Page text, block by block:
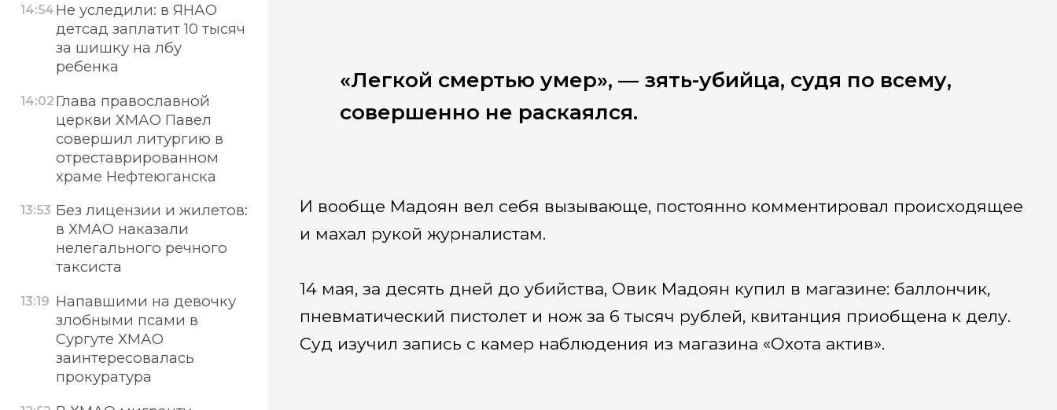
«Легкой смертью умер», — зять-убийца, судя по всему,
совершенно не раскаялся.
И вообще Мадоян вел себя вызывающе, постоянно комментировал происходящее
и махал рукой журналистам.
14 мая, за десять дней до убийства, Овик Мадоян купил в магазине: баллончик,
пневматический пистолет и нож за 6 тысяч рублей, квитанция приобщена к делу.
Суд изучил запись с камер наблюдения из магазина «Охота актив».
14:54 Не уследили: в ЯНАО
детсад заплатит 10 тысяч
за шишку на лбу
ребенка
14:02 Глава православной
церкви ХМАО Павел
совершил литургию в
отреставрированном
храме Нефтеюганска
13:53 Без лицензии и жилетов:
в ХМАО наказали
нелегального речного
таксиста
13:19 Напавшими на девочку
злобными псами в
Сургуте ХМАО
заинтересовалась
прокуратура